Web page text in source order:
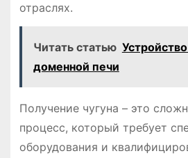
отраслях.
Читать статью
доменной печи
Получение чугуна – это
процесс, который требует
оборудования и